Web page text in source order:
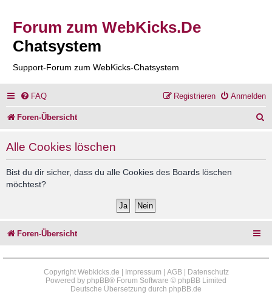
Forum zum WebKicks.De
Chatsystem
Support-Forum zum WebKicks-Chatsystem
FAQ Anmelden
Registrieren
Foren-Übersicht
Alle Cookies löschen
Bist du dir sicher, dass du alle Cookies des Boards löschen
möchtest?
Foren-Übersicht
Copyright Webkicks.de | Impressum AGB|
Datenschutz
Powered by phpBB® Forum Software © phpBB Limited
Deutsche Übersetzung durch phpBB.de